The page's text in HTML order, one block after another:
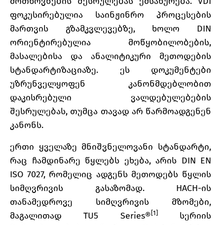
ფოკუსირებულია საინჟინრო პროცესების
მართვის გზამკვლევებზე, ხოლო DIN
ორიენტირებულია მოწყობილობების,
მასალებისა და ანალიტიკური მეთოდების
სტანდარტიზაციაზე. ეს დოკუმენტები
უზრუნველყოფენ კანონმდებლობით
დაკისრებული ვალდებულებების
შესრულებას, თუმცა თავად არ წარმოადგენენ
კანონს.
ერთი ყველაზე მნიშვნელოვანი სტანდარტი,
რაც ჩამდინარე წყლებს ეხება, არის DIN EN
ISO 7027, რომელიც ადგენს მეთოდებს წყლის
სიმღვრივის გასაზომად. HACH-ის
თანამედროვე სიმღვრივის მზომები,
მაგალითად TU5 Series®[1]სერიის